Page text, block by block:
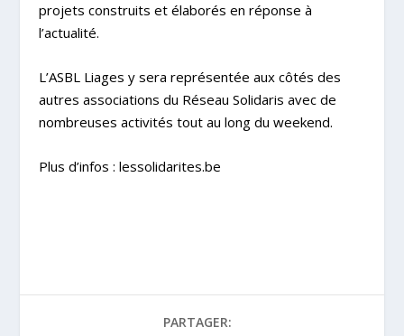
projets construits et élaborés en réponse à
l’actualité.
L’ASBL Liages y sera représentée aux côtés des
autres associations du Réseau Solidaris avec de
nombreuses activités tout au long du weekend.
Plus d’infos : lessolidarites.be
PARTAGER: